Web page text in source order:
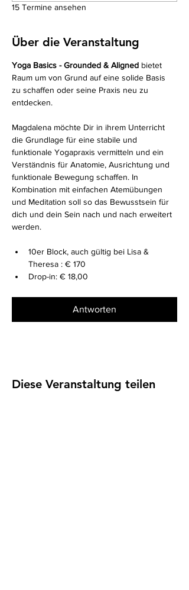
15 Termine ansehen
Über die Veranstaltung
Yoga Basics - Grounded & Aligned bietet
Raum um von Grund auf eine solide Basis
zu schaffen oder seine Praxis neu zu
entdecken.
Magdalena möchte Dir in ihrem Unterricht
die Grundlage für eine stabile und
funktionale Yogapraxis vermitteln und ein
Verständnis für Anatomie, Ausrichtung und
funktionale Bewegung schaffen. In
Kombination mit einfachen Atemübungen
und Meditation soll so das Bewusstsein für
dich und dein Sein nach und nach erweitert
werden.
10er Block, auch gültig bei Lisa &
Theresa : € 170
Drop-in: € 18,00
Antworten
Diese Veranstaltung teilen